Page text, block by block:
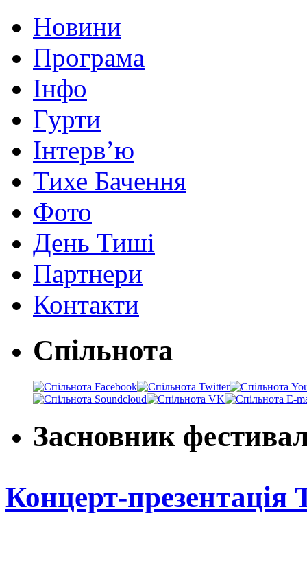
Новини
Програма
Інфо
Гурти
Інтерв’ю
Тихе Бачення
Фото
День Тиші
Партнери
Контакти
Спільнота
Засновник
Концерт-